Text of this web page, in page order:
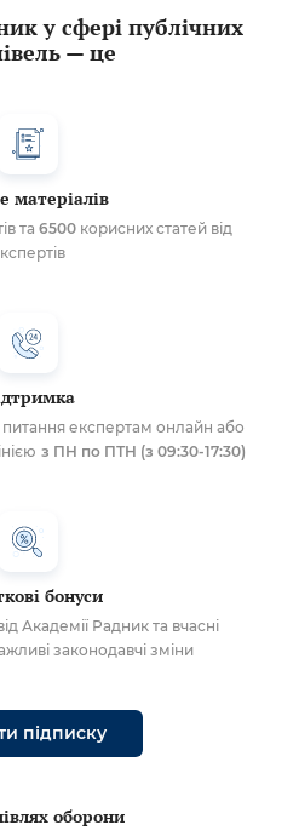
у сфері публічних
— це
матеріалів
та 6500корисних статей від
експертам онлайн або
з ПН по ПТН (з 09:30-17:30)
бонуси
Академії Радник та вчасні
законодавчі зміни
підписку
оборони